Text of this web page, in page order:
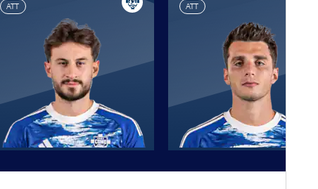
ATT ATT